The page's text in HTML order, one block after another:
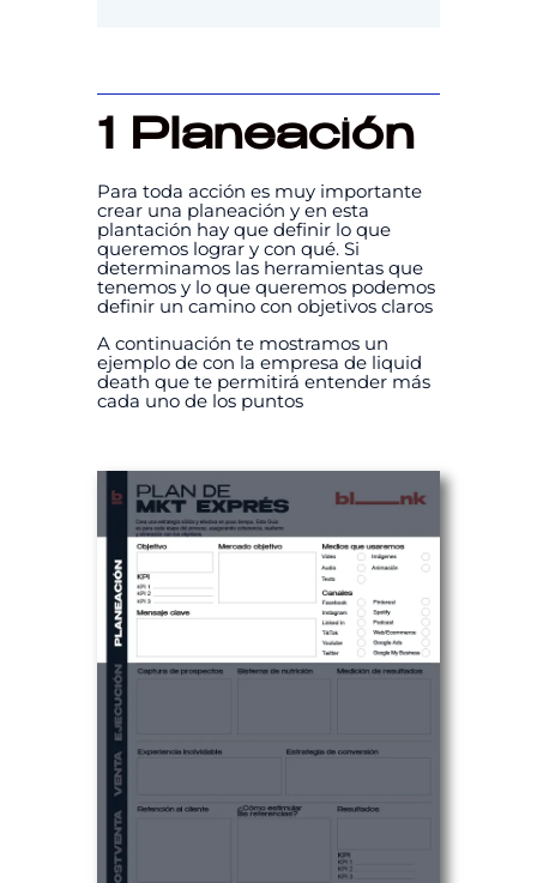
1 Planeación
Para toda acción es muy importante
crear una planeación y en esta
plantación hay que definir lo que
queremos lograr y con qué. Si
determinamos las herramientas que
tenemos y lo que queremos podemos
definir un camino con objetivos claros
A continuación te mostramos un
ejemplo de con la empresa de liquid
death que te permitirá entender más
cada uno de los puntos